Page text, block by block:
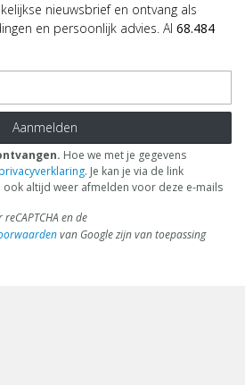
nieuwsbrief en ontvang als
en persoonlijk advies. Al 68.484
Aanmelden
Hoe we met je gegevens
. Je kan je via de link
altijd weer afmelden voor deze e-mails
en de
van Google zijn van toepassing